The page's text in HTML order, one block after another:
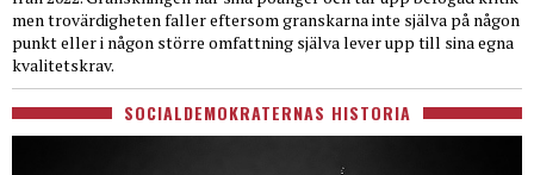
men trovärdigheten faller eftersom granskarna inte själva på någon
punkt eller i någon större omfattning själva lever upp till sina egna
kvalitetskrav.
SOCIALDEMOKRATERNAS HISTORIA